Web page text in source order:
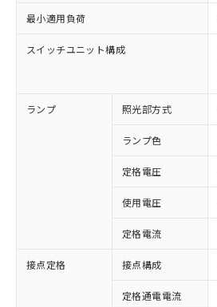
最小適用負荷
スイッチユニット構成
ランプ 照光部方式
ランプ色
定格電圧
使用電圧
定格電流
接点定格 接点構成
定格通電電流